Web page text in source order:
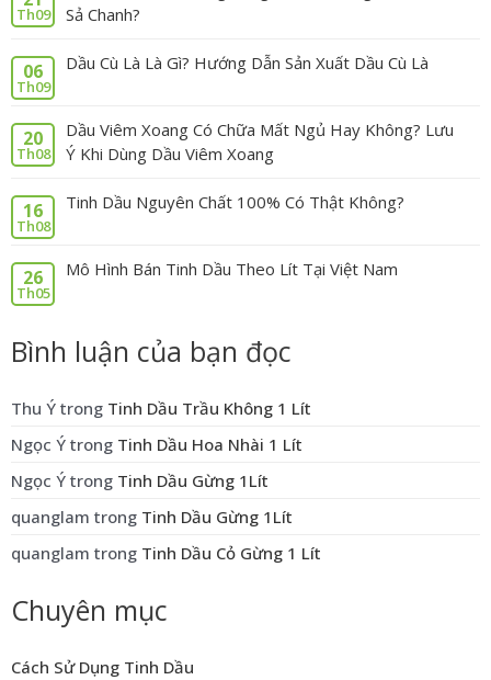
Th09
Sả Chanh?
06
Th09
Dầu Cù Là Là Gì? Hướng Dẫn Sản Xuất Dầu Cù Là
20
Th08
Dầu Viêm Xoang Có Chữa Mất Ngủ Hay Không? Lưu
Ý Khi Dùng Dầu Viêm Xoang
16
Th08
Tinh Dầu Nguyên Chất 100% Có Thật Không?
26
Th05
Mô Hình Bán Tinh Dầu Theo Lít Tại Việt Nam
Bình luận của bạn đọc
Thu Ý trong Tinh Dầu Trầu Không 1 Lít
Ngọc Ý trong Tinh Dầu Hoa Nhài 1 Lít
Ngọc Ý trong Tinh Dầu Gừng 1Lít
quanglam trong Tinh Dầu Gừng 1Lít
quanglam trong Tinh Dầu Cỏ Gừng 1 Lít
Chuyên mục
Cách Sử Dụng Tinh Dầu